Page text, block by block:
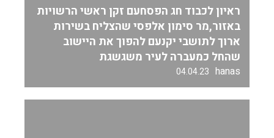
ראיון לכבוד חג הפסחעם זקן ראשי הרשויות
באזור,מר סימון אלפסי שהצליח בשירות
ארוך לתושבי יקנעם להפוך את היישוב
שהחל כמעברה לעיר משגשגת
hanas
04.04.23